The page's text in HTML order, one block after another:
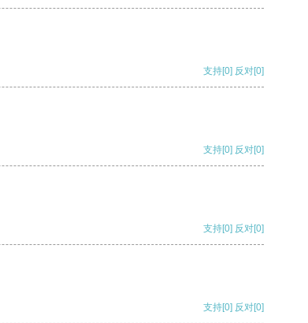
支持[0] 反对[0]
支持[0] 反对[0]
支持[0] 反对[0]
支持[0] 反对[0]